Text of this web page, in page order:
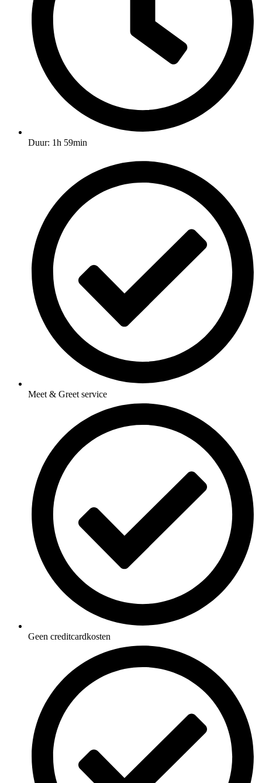
Duur: 1h 59min
Meet & Greet service
Geen creditcardkosten